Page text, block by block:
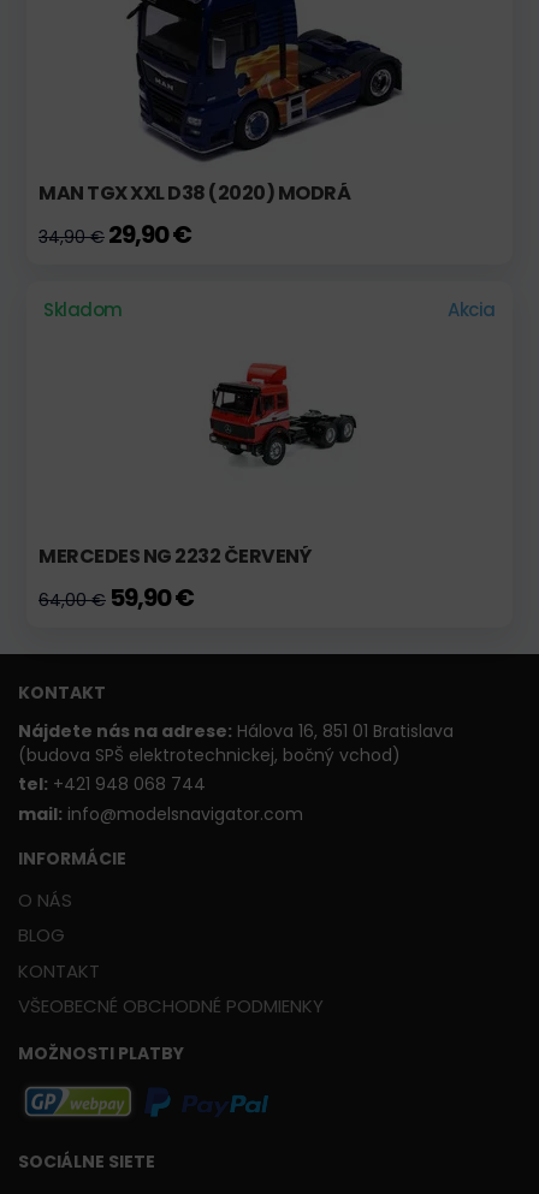
MAN TGX XXL D38 (2020) MODRÁ
34,90 € 29,90 €
Skladom Akcia
MERCEDES NG 2232 ČERVENÝ
64,00 € 59,90 €
KONTAKT
Nájdete nás na adrese: Hálova 16, 851 01 Bratislava
(budova SPŠ elektrotechnickej, bočný vchod)
tel: +421 948 068 744
mail: info@modelsnavigator.com
INFORMÁCIE
O NÁS
BLOG
KONTAKT
VŠEOBECNÉ OBCHODNÉ PODMIENKY
MOŽNOSTI PLATBY
SOCIÁLNE SIETE